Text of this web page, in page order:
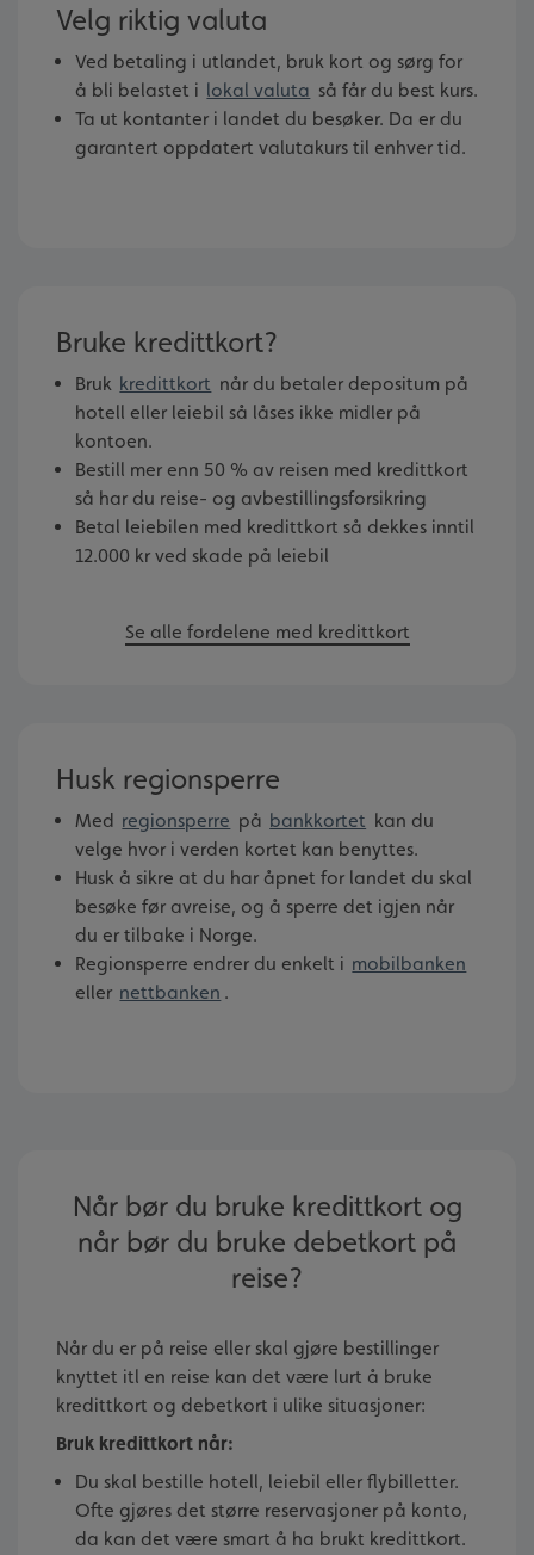
Velg riktig valuta
Ved betaling i utlandet, bruk kort og sørg for
å bli belastet i lokal valuta så får du best kurs.
Ta ut kontanter i landet du besøker. Da er du
garantert oppdatert valutakurs til enhver tid.
Bruke kredittkort?
Bruk kredittkort når du betaler depositum på
hotell eller leiebil så låses ikke midler på
kontoen.
Bestill mer enn 50 % av reisen med kredittkort
så har du reise- og avbestillingsforsikring
Betal leiebilen med kredittkort så dekkes inntil
12.000 kr ved skade på leiebil
Se alle fordelene med kredittkort
Husk regionsperre
Med regionsperre på bankkortet kan du
velge hvor i verden kortet kan benyttes.
Husk å sikre at du har åpnet for landet du skal
besøke før avreise, og å sperre det igjen når
du er tilbake i Norge.
Regionsperre endrer du enkelt i mobilbanken
eller nettbanken .
Når bør du bruke kredittkort og
når bør du bruke debetkort på
reise?
Når du er på reise eller skal gjøre bestillinger
knyttet itl en reise kan det være lurt å bruke
kredittkort og debetkort i ulike situasjoner:
Bruk kredittkort når:
Du skal bestille hotell, leiebil eller flybilletter.
Ofte gjøres det større reservasjoner på konto,
da kan det være smart å ha brukt kredittkort.